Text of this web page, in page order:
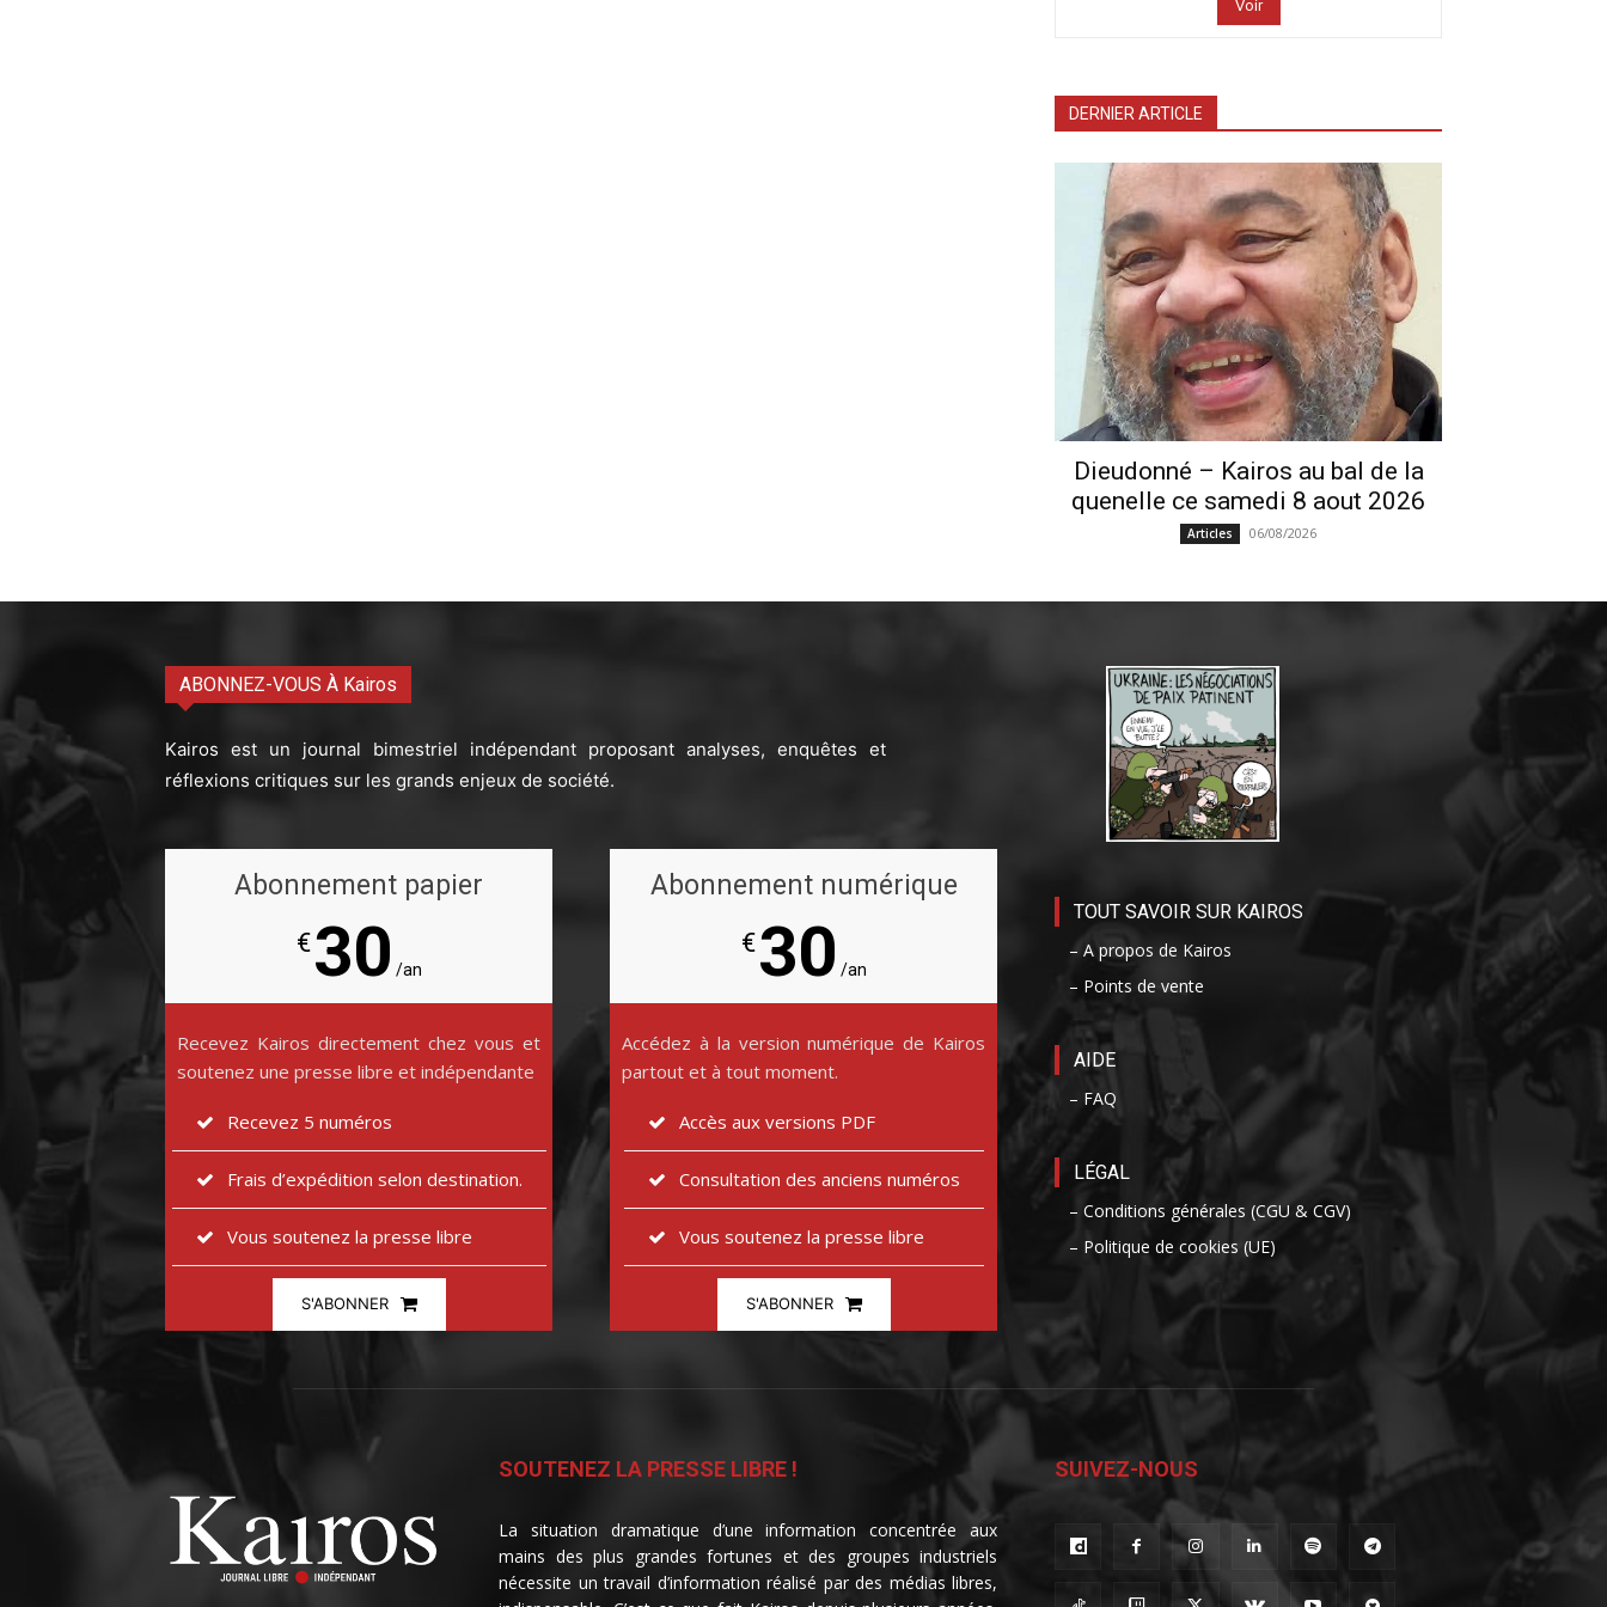
Voir
DERNIER ARTICLE
Dieudonné – Kairos au bal de la
quenelle ce samedi 8 aout 2026
Articles 06/08/2026
ABONNEZ-VOUS À Kairos
Kairos est un journal bimestriel indépendant proposant analyses, enquêtes et
réflexions critiques sur les grands enjeux de société.
Abonnement papier
€30 /an
Recevez Kairos directement chez vous et
soutenez une presse libre et indépendante
Recevez 5 numéros
Frais d’expédition selon destination.
Vous soutenez la presse libre
S'ABONNER
Abonnement numérique
€30 /an
Accédez à la version numérique de Kairos
partout et à tout moment.
Accès aux versions PDF
Consultation des anciens numéros
Vous soutenez la presse libre
S'ABONNER
TOUT SAVOIR SUR KAIROS
– A propos de Kairos
– Points de vente
AIDE
– FAQ
LÉGAL
– Conditions générales (CGU & CGV)
– Politique de cookies (UE)
SOUTENEZ LA PRESSE LIBRE !
La situation dramatique d’une information concentrée aux
mains des plus grandes fortunes et des groupes industriels
nécessite un travail d’information réalisé par des médias libres,
SUIVEZ-NOUS